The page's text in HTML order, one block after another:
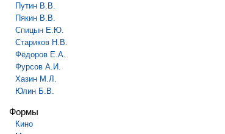
Путин В.В.
Пякин В.В.
Спицын Е.Ю.
Стариков Н.В.
Фёдоров Е.А.
Фурсов А.И.
Хазин М.Л.
Юлин Б.В.
Формы
Кино